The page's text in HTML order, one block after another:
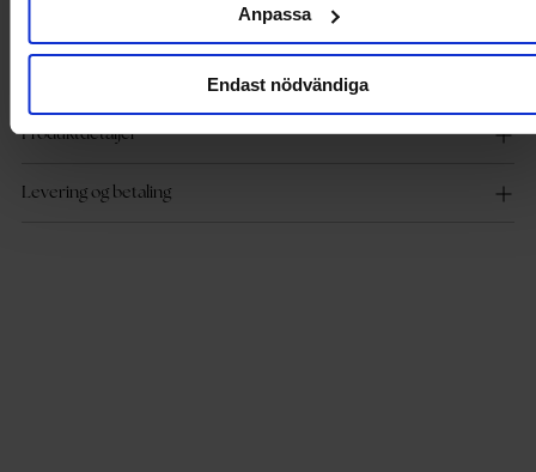
Anpassa
Endast nödvändiga
- Det kan brukes sammen som et sett med 717999.
Produktdetaljer
Levering og betaling